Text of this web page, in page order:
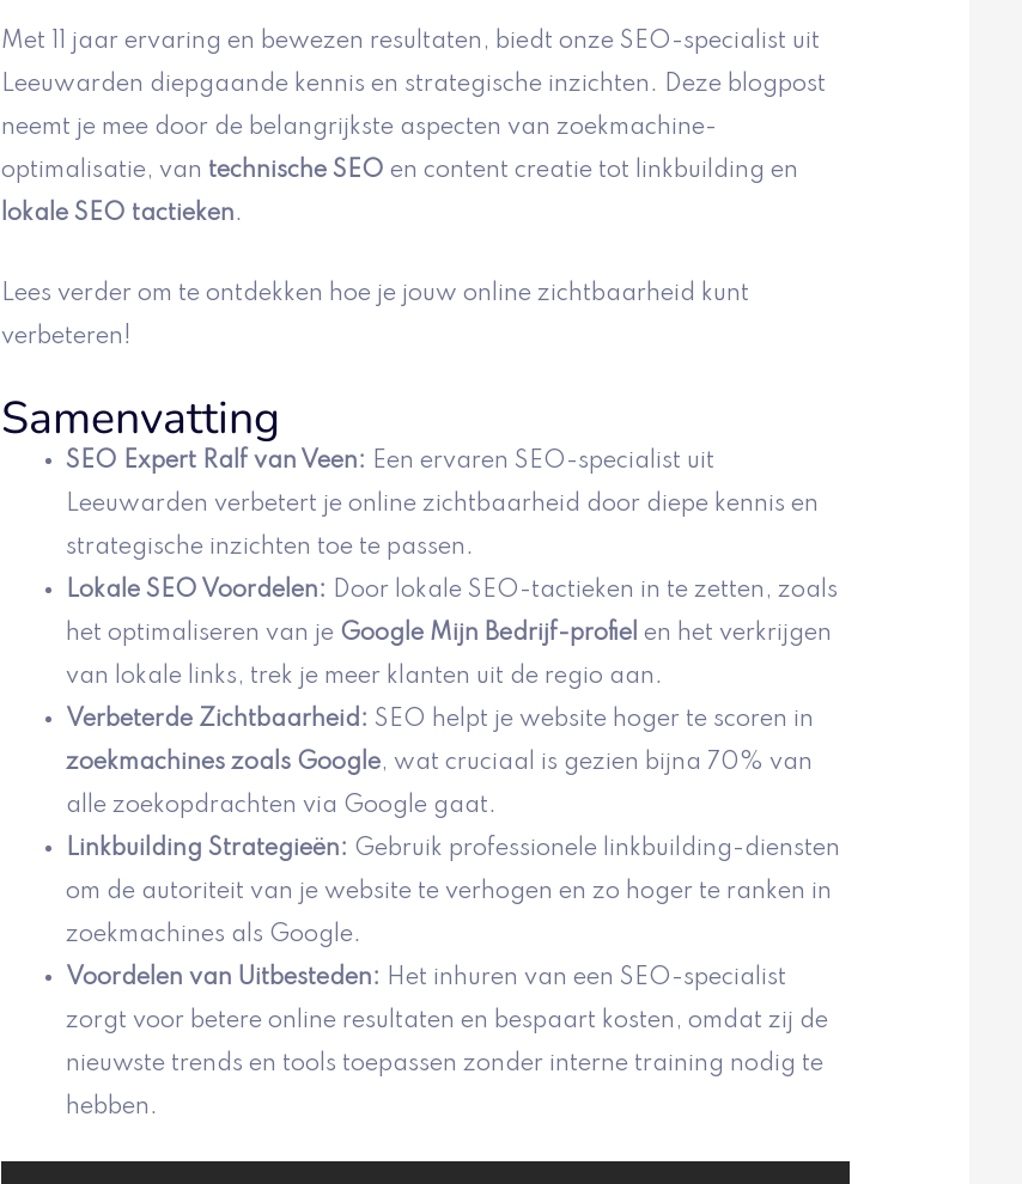
Met 11 jaar ervaring en bewezen resultaten, biedt onze SEO-specialist uit
Leeuwarden diepgaande kennis en strategische inzichten. Deze blogpost
neemt je mee door de belangrijkste aspecten van zoekmachine-
optimalisatie, van technische SEO en content creatie tot linkbuilding en
lokale SEO tactieken.
Lees verder om te ontdekken hoe je jouw online zichtbaarheid kunt
verbeteren!
Samenvatting
SEO Expert Ralf van Veen: Een ervaren SEO-specialist uit
Leeuwarden verbetert je online zichtbaarheid door diepe kennis en
strategische inzichten toe te passen.
Lokale SEO Voordelen: Door lokale SEO-tactieken in te zetten, zoals
het optimaliseren van je Google Mijn Bedrijf-profiel en het verkrijgen
van lokale links, trek je meer klanten uit de regio aan.
Verbeterde Zichtbaarheid : SEO helpt je website hoger te scoren in
zoekmachines zoals Google, wat cruciaal is gezien bijna 70% van
alle zoekopdrachten via Google gaat.
Linkbuilding Strategieën: Gebruik professionele linkbuilding-diensten
om de autoriteit van je website te verhogen en zo hoger te ranken in
zoekmachines als Google.
Voordelen van Uitbesteden: Het inhuren van een SEO-specialist
zorgt voor betere online resultaten en bespaart kosten, omdat zij de
nieuwste trends en tools toepassen zonder interne training nodig te
hebben.